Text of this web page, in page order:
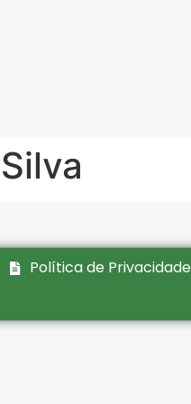
Política de Privacidade